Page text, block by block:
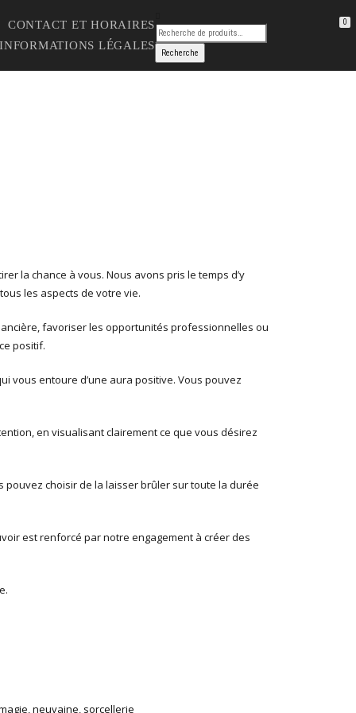
CONTACT ET HORAIRES
LÉGALES
0
la chance à vous. Nous avons pris le temps d’y
les aspects de votre vie.
favoriser les opportunités professionnelles ou
positif.
vous entoure d’une aura positive. Vous pouvez
en visualisant clairement ce que vous désirez
choisir de la laisser brûler sur toute la durée
est renforcé par notre engagement à créer des
,neuvaine, sorcellerie